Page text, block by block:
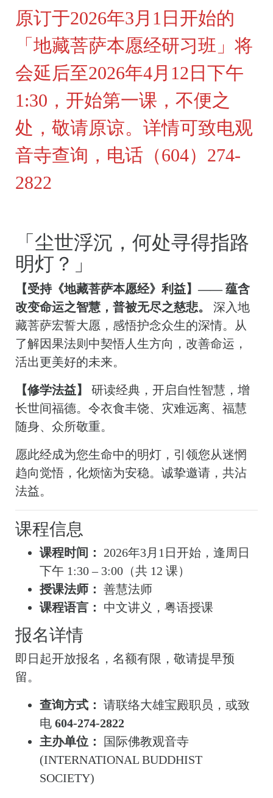
原订于2026年3月1日开始的
「地藏菩萨本愿经研习班」将
会延后至2026年4月12日下午
1:30，开始第一课，不便之
处，敬请原谅。详情可致电观
音寺查询，电话（604）274-
2822
「尘世浮沉，何处寻得指路
明灯？」
【受持《地藏菩萨本愿经》利益】—— 蕴含
改变命运之智慧，普被无尽之慈悲。
深入地
藏菩萨宏誓大愿，感悟护念众生的深情。从
了解因果法则中契悟人生方向，改善命运，
活出更美好的未来。
【修学法益】
研读经典，开启自性智慧，增
长世间福德。令衣食丰饶、灾难远离、福慧
随身、众所敬重。
愿此经成为您生命中的明灯，引领您从迷惘
趋向觉悟，化烦恼为安稳。诚挚邀请，共沾
法益。
课程信息
课程时间：
2026年3月1日开始，逢周日
下午 1:30 – 3:00（共 12 课）
授课法师： 善慧法师
课程语言：
中文讲义，粤语授课
报名详情
即日起开放报名，名额有限，敬请提早预
留。
查询方式： 请联络大雄宝殿职员，或致
电 604-274-2822
主办单位：
国际佛教观音寺
(INTERNATIONAL BUDDHIST
SOCIETY)